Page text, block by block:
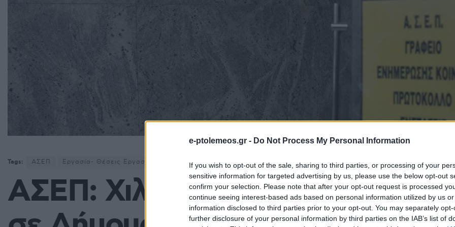
e-ptolemeos.gr - Do Not Process My Personal Information
If you wish to opt-out of the sale, sharing to third parties, or processing of your
sensitive information for targeted advertising by us, please use the below opt-out
confirm your selection. Please note that after your opt-out request is processed
continue seeing interest-based ads based on personal information utilized by us
information disclosed to third parties prior to your opt-out. You may separately
further disclosure of your personal information by third parties on the IAB’s list of
Tags: ΑΣΕΠ Εργασία- Θέσεις Εργασίας προσλήψεις προσλήψεις ΑΣΕΠ
ΑΣΕΠ: Χιλιάδες μόνιμες